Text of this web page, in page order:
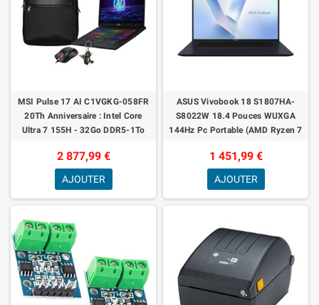
MSI Pulse 17 AI C1VGKG-058FR
20Th Anniversaire : Intel Core
Ultra 7 155H - 32Go DDR5-1To
QHD+ 24
2 877,99 €
AJOUTER
ASUS Vivobook 18 S1807HA-
S8022W 18.4 Pouces WUXGA
144Hz Pc Portable (AMD Ryzen 7
DDR5, 1TB SSD, AMD
1 451,99 €
AJOUTER